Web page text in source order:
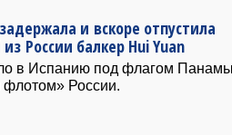
и вскоре отпустила
России балкер Hui Yuan
в Испанию под флагом
России.